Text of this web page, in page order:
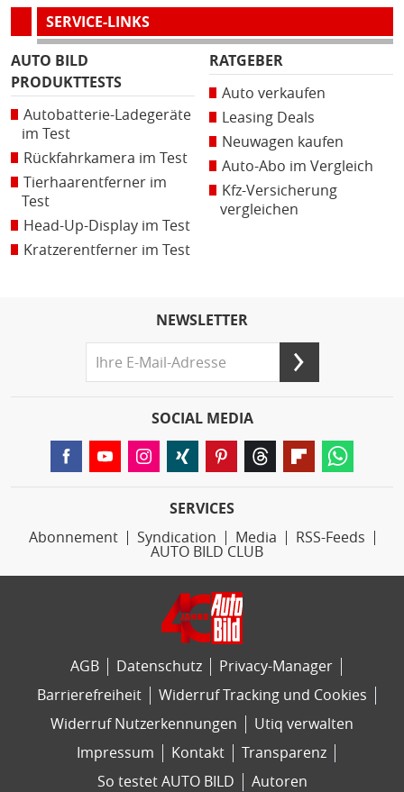
SERVICE-LINKS
AUTO BILD
PRODUKTTESTS
Autobatterie-Ladegeräte
im Test
Rückfahrkamera im Test
Tierhaarentferner im
Test
Head-Up-Display im Test
Kratzerentferner im Test
RATGEBER
Auto verkaufen
Leasing Deals
Neuwagen kaufen
Auto-Abo im Vergleich
Kfz-Versicherung
vergleichen
NEWSLETTER
SOCIAL MEDIA
SERVICES
Abonnement
Syndication Media
RSS-Feeds
AUTO BILD CLUB
AGB Datenschutz
Privacy-Manager
Barrierefreiheit
Widerruf Tracking und Cookies
Widerruf Nutzerkennungen
Utiq verwalten
Impressum
Kontakt
Transparenz
So testet AUTO BILD
Autoren